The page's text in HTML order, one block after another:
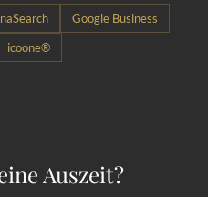
Google Business
icoone®
Auszeit?